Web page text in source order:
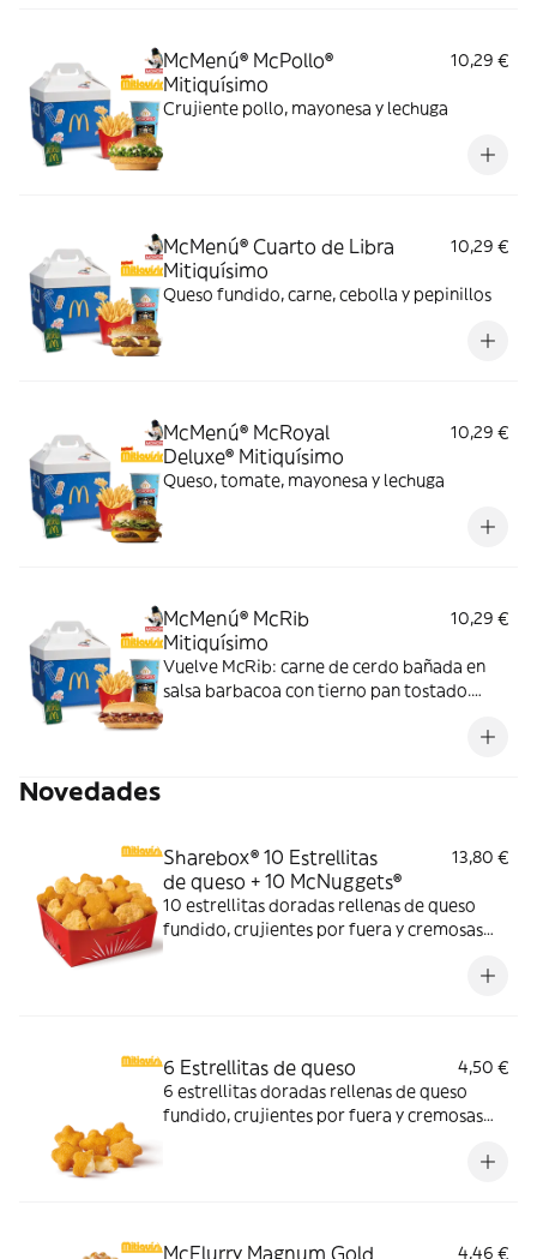
McMenú® McPollo®
Mitiquísimo
10,29 €
Crujiente pollo, mayonesa y lechuga
McMenú® Cuarto de Libra
Mitiquísimo
10,29 €
Queso fundido, carne, cebolla y pepinillos
McMenú® McRoyal
Deluxe® Mitiquísimo
10,29 €
Queso, tomate, mayonesa y lechuga
McMenú® McRib
Mitiquísimo
10,29 €
Vuelve McRib: carne de cerdo bañada en
salsa barbacoa con tierno pan tostado.
Novedades
Sharebox® 10 Estrellitas
de queso + 10 McNuggets®
13,80 €
10 estrellitas doradas rellenas de queso
fundido, crujientes por fuera y cremosas
6 Estrellitas de queso
4,50 €
6 estrellitas doradas rellenas de queso
fundido, crujientes por fuera y cremosas
McFlurry Magnum Gold 4,46 €